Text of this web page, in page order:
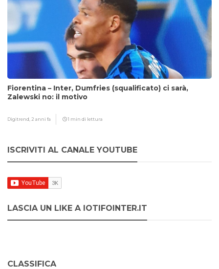
Fiorentina – Inter, Dumfries (squalificato) ci sarà,
Zalewski no: il motivo
Digitrend, 2 anni fa 1 min di lettura
ISCRIVITI AL CANALE YOUTUBE
LASCIA UN LIKE A IOTIFOINTER.IT
CLASSIFICA